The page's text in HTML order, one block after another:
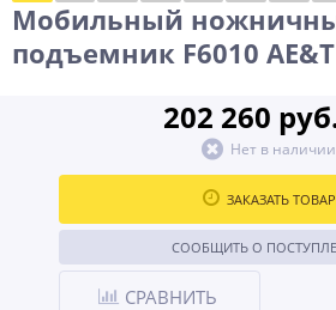
Мобильный
подъемник F6010
202 260
Нет в наличии
ЗАКАЗАТЬ ТОВАР
СООБЩИТЬ О
СРАВНИТЬ